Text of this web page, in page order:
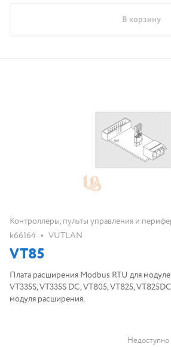
В корзину
Контроллеры, пульты управления и
k66164 • VUTLAN
VT85
Плата расширения Modbus RTU для
VT335S, VT335S DC, VT805, VT825,
модуля расширения.
Недоступно